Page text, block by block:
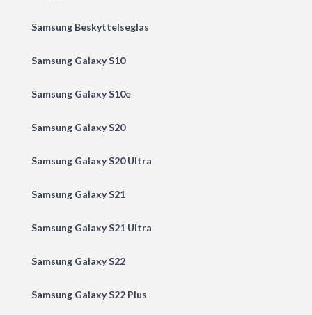
Samsung Beskyttelseglas
Samsung Galaxy S10
Samsung Galaxy S10e
Samsung Galaxy S20
Samsung Galaxy S20 Ultra
Samsung Galaxy S21
Samsung Galaxy S21 Ultra
Samsung Galaxy S22
Samsung Galaxy S22 Plus